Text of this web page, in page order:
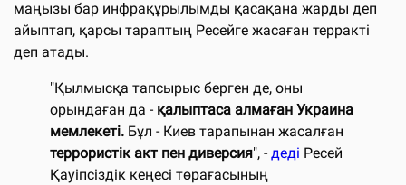
маңызы бар инфрақұрылымды қасақана жарды деп
айыптап, қарсы тараптың Ресейге жасаған терракті
деп атады.
"Қылмысқа тапсырыс берген де, оны
орындаған да - қалыптаса алмаған Украина
мемлекеті. Бұл - Киев тарапынан жасалған
террористік акт пен диверсия", - деді Ресей
Қауіпсіздік кеңесі төрағасының